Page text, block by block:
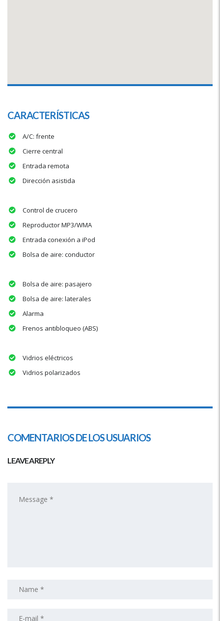
CARACTERÍSTICAS
A/C: frente
Cierre central
Entrada remota
Dirección asistida
Control de crucero
Reproductor MP3/WMA
Entrada conexión a iPod
Bolsa de aire: conductor
Bolsa de aire: pasajero
Bolsa de aire: laterales
Alarma
Frenos antibloqueo (ABS)
Vidrios eléctricos
Vidrios polarizados
COMENTARIOS DE LOS USUARIOS
LEAVE A REPLY